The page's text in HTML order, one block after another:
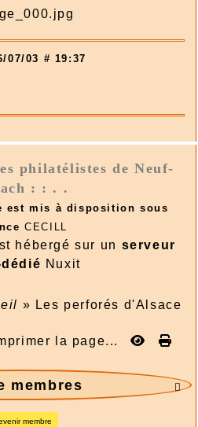
07/03 # 19:37
philatélistes de Neuf-
: : . .
est mis à disposition sous
CECILL
hébergé sur un serveur
Nuxit
» Les perforés d'Alsace
la page...

membres
membre